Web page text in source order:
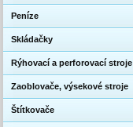
Peníze
Skládačky
Rýhovací a perforovací stroje
Zaoblovače, výsekové stroje
Štítkovače